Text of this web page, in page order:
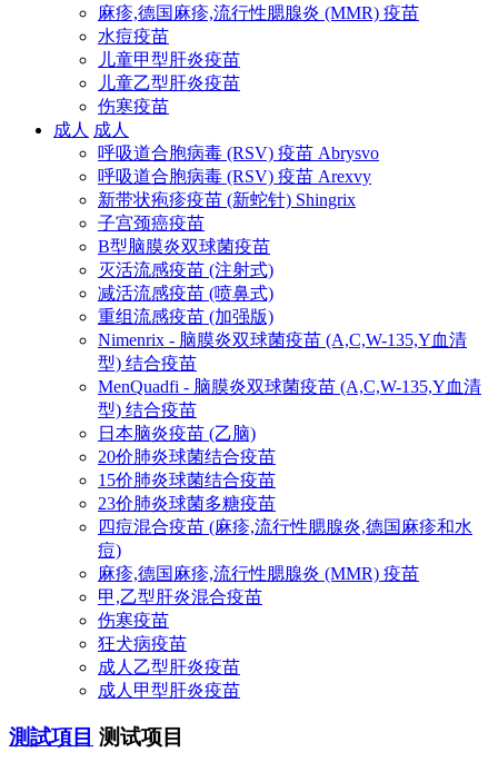
麻疹,德国麻疹,流行性腮腺炎 (MMR) 疫苗
水痘疫苗
儿童甲型肝炎疫苗
儿童乙型肝炎疫苗
伤寒疫苗
成人 成人
呼吸道合胞病毒 (RSV) 疫苗 Abrysvo
呼吸道合胞病毒 (RSV) 疫苗 Arexvy
新带状疱疹疫苗 (新蛇针) Shingrix
子宫颈癌疫苗
B型脑膜炎双球菌疫苗
灭活流感疫苗 (注射式)
减活流感疫苗 (喷鼻式)
重组流感疫苗 (加强版)
Nimenrix - 脑膜炎双球菌疫苗 (A,C,W-135,Y血清
型) 结合疫苗
MenQuadfi - 脑膜炎双球菌疫苗 (A,C,W-135,Y血清
型) 结合疫苗
日本脑炎疫苗 (乙脑)
20价肺炎球菌结合疫苗
15价肺炎球菌结合疫苗
23价肺炎球菌多糖疫苗
四痘混合疫苗 (麻疹,流行性腮腺炎,德国麻疹和水
痘)
麻疹,德国麻疹,流行性腮腺炎 (MMR) 疫苗
甲,乙型肝炎混合疫苗
伤寒疫苗
狂犬病疫苗
成人乙型肝炎疫苗
成人甲型肝炎疫苗
測試項目 测试项目